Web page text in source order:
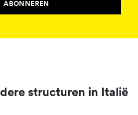
ABONNEREN
structuren in Italië